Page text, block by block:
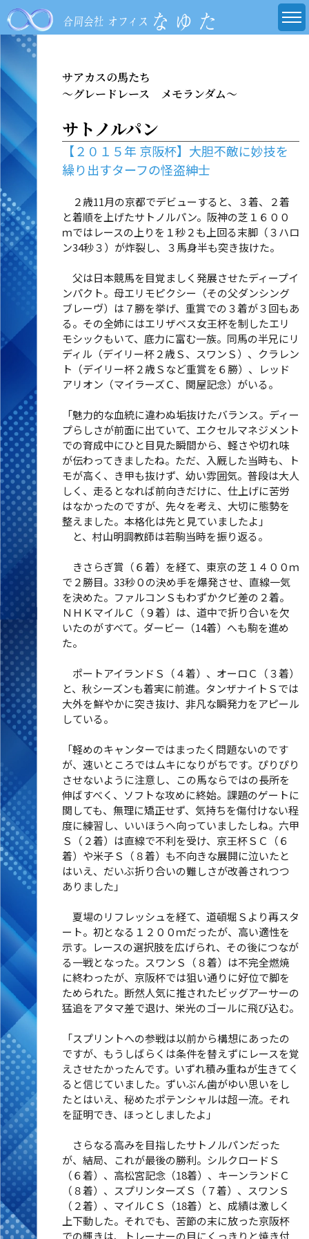
サアカスの馬たち
～グレードレース メモランダム～
サトノルパン
【２０１５年 京阪杯】大胆不敵に妙技を
繰り出すターフの怪盗紳士
２歳11月の京都でデビューすると、３着、２着
と着順を上げたサトノルパン。阪神の芝１６００
ｍではレースの上りを１秒２も上回る末脚（３ハロ
ン34秒３）が炸裂し、３馬身半も突き抜けた。
父は日本競馬を目覚ましく発展させたディープイ
ンパクト。母エリモピクシー（その父ダンシング
ブレーヴ）は７勝を挙げ、重賞での３着が３回もあ
る。その全姉にはエリザベス女王杯を制したエリ
モシックもいて、底力に富む一族。同馬の半兄にリ
ディル（デイリー杯２歳Ｓ、スワンＳ）、クラレン
ト（デイリー杯２歳Ｓなど重賞を６勝）、レッド
アリオン（マイラーズＣ、関屋記念）がいる。
「魅力的な血統に違わぬ垢抜けたバランス。ディー
プらしさが前面に出ていて、エクセルマネジメント
での育成中にひと目見た瞬間から、軽さや切れ味
が伝わってきましたね。ただ、入厩した当時も、ト
モが高く、き甲も抜けず、幼い雰囲気。普段は大人
しく、走るとなれば前向きだけに、仕上げに苦労
はなかったのですが、先々を考え、大切に態勢を
整えました。本格化は先と見ていましたよ」
と、村山明調教師は若駒当時を振り返る。
きさらぎ賞（６着）を経て、東京の芝１４００ｍ
で２勝目。33秒０の決め手を爆発させ、直線一気
を決めた。ファルコンＳもわずかクビ差の２着。
ＮＨＫマイルＣ（９着）は、道中で折り合いを欠
いたのがすべて。ダービー（14着）へも駒を進め
た。
ポートアイランドＳ（４着）、オーロＣ（３着）
と、秋シーズンも着実に前進。タンザナイトＳでは
大外を鮮やかに突き抜け、非凡な瞬発力をアピール
している。
「軽めのキャンターではまったく問題ないのです
が、速いところではムキになりがちです。ぴりぴり
させないように注意し、この馬ならではの長所を
伸ばすべく、ソフトな攻めに終始。課題のゲートに
関しても、無理に矯正せず、気持ちを傷付けない程
度に練習し、いいほうへ向っていましたしね。六甲
Ｓ（２着）は直線で不利を受け、京王杯ＳＣ（６
着）や米子Ｓ（８着）も不向きな展開に泣いたと
はいえ、だいぶ折り合いの難しさが改善されつつ
ありました」
夏場のリフレッシュを経て、道頓堀Ｓより再スタ
ート。初となる１２００ｍだったが、高い適性を
示す。レースの選択肢を広げられ、その後につなが
る一戦となった。スワンＳ（８着）は不完全燃焼
に終わったが、京阪杯では狙い通りに好位で脚を
ためられた。断然人気に推されたビッグアーサーの
猛追をアタマ差で退け、栄光のゴールに飛び込む。
「スプリントへの参戦は以前から構想にあったの
ですが、もうしばらくは条件を替えずにレースを覚
えさせたかったんです。いずれ積み重ねが生きてく
ると信じていました。ずいぶん歯がゆい思いをし
たとはいえ、秘めたポテンシャルは超一流。それ
を証明でき、ほっとしましたよ」
さらなる高みを目指したサトノルパンだった
が、結局、これが最後の勝利。シルクロードＳ
（６着）、高松宮記念（18着）、キーンランドＣ
（８着）、スプリンターズＳ（７着）、スワンＳ
（２着）、マイルＣＳ（18着）と、成績は激しく
上下動した。それでも、苦節の末に放った京阪杯
での輝きは、トレーナーの目にくっきりと焼き付